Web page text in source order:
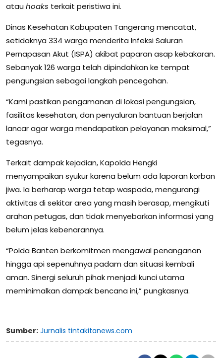
atau hoaks terkait peristiwa ini.
Dinas Kesehatan Kabupaten Tangerang mencatat,
setidaknya 334 warga menderita Infeksi Saluran
Pernapasan Akut (ISPA) akibat paparan asap kebakaran.
Sebanyak 126 warga telah dipindahkan ke tempat
pengungsian sebagai langkah pencegahan.
“Kami pastikan pengamanan di lokasi pengungsian,
fasilitas kesehatan, dan penyaluran bantuan berjalan
lancar agar warga mendapatkan pelayanan maksimal,”
tegasnya.
Terkait dampak kejadian, Kapolda Hengki
menyampaikan syukur karena belum ada laporan korban
jiwa. Ia berharap warga tetap waspada, mengurangi
aktivitas di sekitar area yang masih berasap, mengikuti
arahan petugas, dan tidak menyebarkan informasi yang
belum jelas kebenarannya.
“Polda Banten berkomitmen mengawal penanganan
hingga api sepenuhnya padam dan situasi kembali
aman. Sinergi seluruh pihak menjadi kunci utama
meminimalkan dampak bencana ini,” pungkasnya.
Sumber: Jurnalis tintakitanews.com